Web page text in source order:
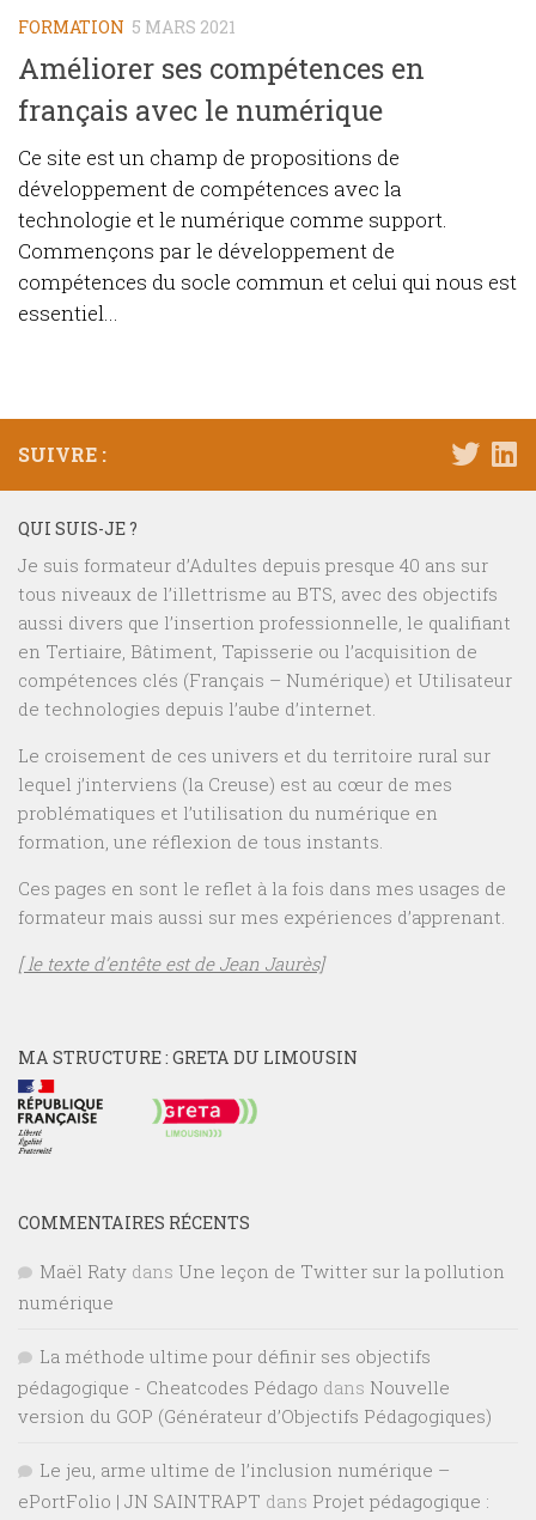
FORMATION 5 MARS 2021
Améliorer ses compétences en
français avec le numérique
Ce site est un champ de propositions de
développement de compétences avec la
technologie et le numérique comme support.
Commençons par le développement de
compétences du socle commun et celui qui nous est
essentiel...
SUIVRE :
QUI SUIS-JE ?
Je suis formateur d’Adultes depuis presque 40 ans sur
tous niveaux de l’illettrisme au BTS, avec des objectifs
aussi divers que l’insertion professionnelle, le qualifiant
en Tertiaire, Bâtiment, Tapisserie ou l’acquisition de
compétences clés (Français – Numérique) et Utilisateur
de technologies depuis l’aube d’internet.
Le croisement de ces univers et du territoire rural sur
lequel j’interviens (la Creuse) est au cœur de mes
problématiques et l’utilisation du numérique en
formation, une réflexion de tous instants.
Ces pages en sont le reflet à la fois dans mes usages de
formateur mais aussi sur mes expériences d’apprenant.
[ le texte d’entête est de Jean Jaurès]
MA STRUCTURE : GRETA DU LIMOUSIN
COMMENTAIRES RÉCENTS
Maël Raty dans Une leçon de Twitter sur la pollution
numérique
La méthode ultime pour définir ses objectifs
pédagogique - Cheatcodes Pédago dans Nouvelle
version du GOP (Générateur d’Objectifs Pédagogiques)
Le jeu, arme ultime de l’inclusion numérique –
ePortFolio | JN SAINTRAPT dans Projet pédagogique :